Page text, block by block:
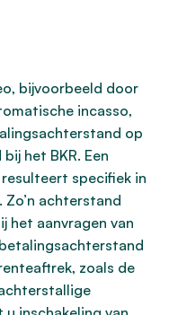
bijvoorbeeld door
incasso,
op
het BKR. Een
specifiek in
achterstand
het aanvragen van
zoals de